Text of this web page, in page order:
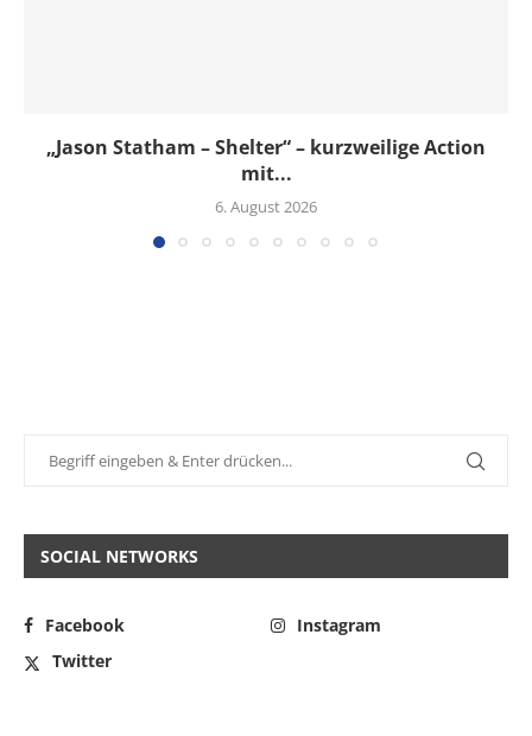
„Jason Statham – Shelter“ – kurzweilige Action
mit...
6. August 2026
SOCIAL NETWORKS
Facebook
Instagram
Twitter